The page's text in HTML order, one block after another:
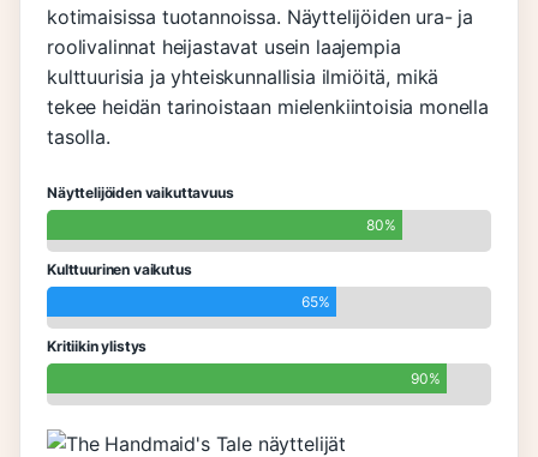
kotimaisissa tuotannoissa. Näyttelijöiden ura- ja
roolivalinnat heijastavat usein laajempia
kulttuurisia ja yhteiskunnallisia ilmiöitä, mikä
tekee heidän tarinoistaan mielenkiintoisia monella
tasolla.
Näyttelijöiden vaikuttavuus
80%
Kulttuurinen vaikutus
65%
Kritiikin ylistys
90%